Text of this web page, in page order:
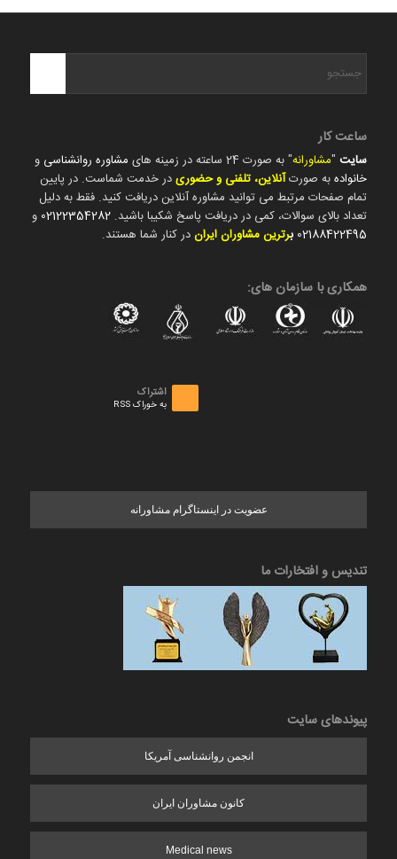
ساعت کار
سایت"مشاورانه" به صورت 24 ساعته در زمینه های مشاوره روانشناسی و
خانوادهبه صورتآنلاین، تلفنی و حضوریدر خدمت شماست. در پایین
تمام صفحات مرتبط می توانید مشاوره آنلاین دریافت کنید. فقط به دلیل
تعداد بالای سوالات، کمی در دریافت پاسخ شکیبا باشید. 02122354282 و
02188422495 برترین مشاوران ایراندر کنار شما هستند.
همکاری با سازمان های:
اشتراک
به خوراک RSS
عضویت در اینستاگرام مشاورانه
تندیس و افتخارات ما
پیوندهای سایت
انجمن روانشناسی آمریکا
کانون مشاوران ایران
Medical news